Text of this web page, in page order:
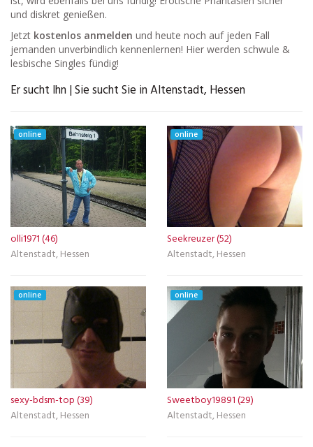
und diskret genießen.
Jetzt kostenlos anmelden und heute noch auf jeden Fall
jemanden unverbindlich kennenlernen! Hier werden schwule &
lesbische Singles fündig!
Er sucht Ihn | Sie sucht Sie in Altenstadt, Hessen
online
olli1971 (46)
Altenstadt, Hessen
online
Seekreuzer (52)
Altenstadt, Hessen
online
sexy-bdsm-top (39)
Altenstadt, Hessen
online
Sweetboy19891 (29)
Altenstadt, Hessen